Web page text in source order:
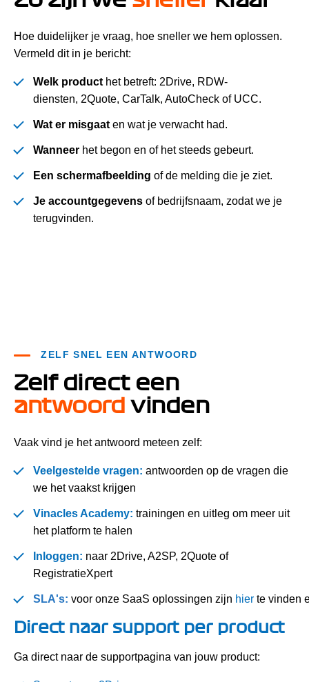
Hoe duidelijker je vraag, hoe sneller we hem oplossen.
Vermeld dit in je bericht:
Welk product het betreft: 2Drive, RDW-
diensten, 2Quote, CarTalk, AutoCheck of UCC.
Wat er misgaat en wat je verwacht had.
Wanneer het begon en of het steeds gebeurt.
Een schermafbeelding of de melding die je ziet.
Je accountgegevens of bedrijfsnaam, zodat we je
terugvinden.
ZELF SNEL EEN ANTWOORD
Zelf direct een
antwoord vinden
Vaak vind je het antwoord meteen zelf:
Veelgestelde vragen: antwoorden op de vragen die
we het vaakst krijgen
Vinacles Academy: trainingen en uitleg om meer uit
het platform te halen
Inloggen: naar 2Drive, A2SP, 2Quote of
RegistratieXpert
SLA's: voor onze SaaS oplossingen zijn hier te vinden
Direct naar support per product
Ga direct naar de supportpagina van jouw product: